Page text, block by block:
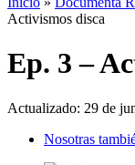
Activismos disca
Ep. 3 –
Actualizado: 29 de
Nosotras